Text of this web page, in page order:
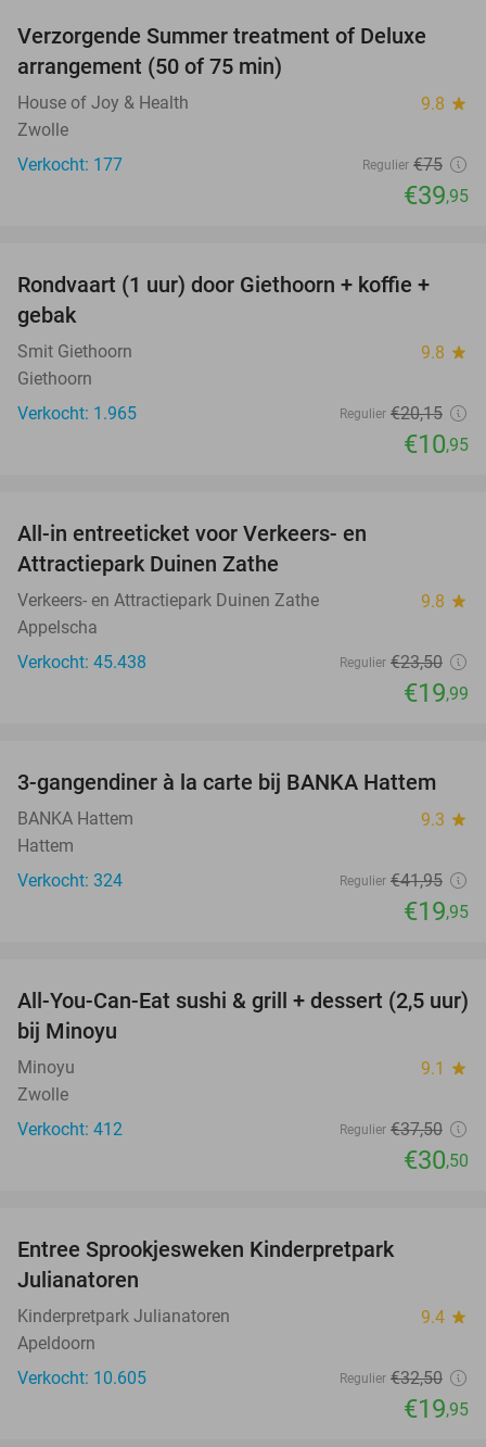
47%
Verzorgende Summer treatment of Deluxe
arrangement (50 of 75 min)
House of Joy & Health 9.8 star
Zwolle
Verkocht: 177
Regulier €75
€39,95
46%
Rondvaart (1 uur) door Giethoorn + koffie +
gebak
Smit Giethoorn 9.8 star
Giethoorn
Verkocht: 1.965
Regulier €20,15
€10,95
All-in entreeticket voor Verkeers- en
Attractiepark Duinen Zathe
Verkeers- en Attractiepark Duinen Zathe 9.8 star
Appelscha
Verkocht: 45.438
Regulier €23,50
€19,99
52%
3-gangendiner à la carte bij BANKA Hattem
BANKA Hattem 9.3 star
Hattem
Verkocht: 324
Regulier €41,95
€19,95
19%
All-You-Can-Eat sushi & grill + dessert (2,5 uur)
bij Minoyu
Minoyu 9.1 star
Zwolle
Verkocht: 412
Regulier €37,50
€30,50
Entree Sprookjesweken Kinderpretpark
Julianatoren
Kinderpretpark Julianatoren 9.4 star
Apeldoorn
Verkocht: 10.605
Regulier €32,50
€19,95